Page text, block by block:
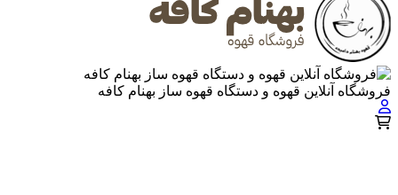
فروشگاه آنلاین قهوه و دستگاه قهوه ساز بهنام کافه
جستجو